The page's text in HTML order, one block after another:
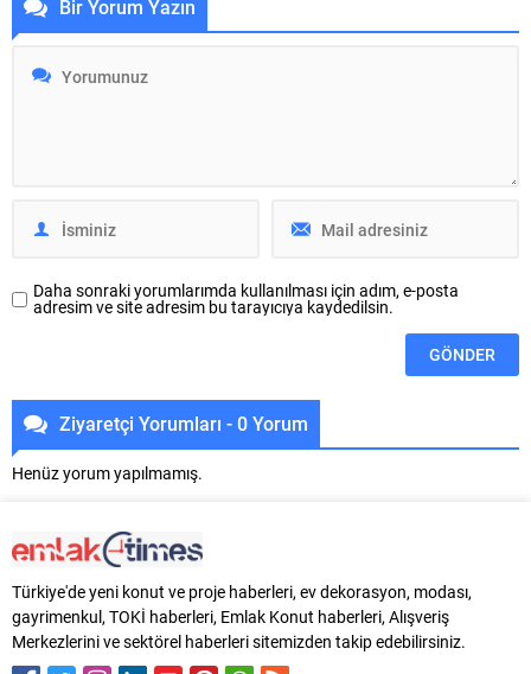
meydana gelen deprem, Hatay,
Osmaniye, Gaziantep, Şanlıurfa,
Diyarbakır, Malatya ve Adana
başta olmak üzere çevre illerde
Bir Yorum Yazın
Daha sonraki yorumlarımda kullanılması için adım, e-posta
adresim ve site adresim bu tarayıcıya kaydedilsin.
Ziyaretçi Yorumları - 0 Yorum
Henüz yorum yapılmamış.
Türkiye'de yeni konut ve proje haberleri, ev dekorasyon, modası,
gayrimenkul, TOKİ haberleri, Emlak Konut haberleri, Alışveriş
Merkezlerini ve sektörel haberleri sitemizden takip edebilirsiniz.